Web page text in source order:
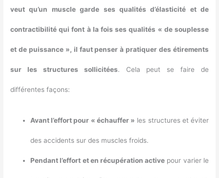
veut qu’un muscle garde ses qualités d’élasticité et de
contractibilité qui font à la fois ses qualités « de souplesse
et de puissance », il faut penser à pratiquer des étirements
sur les structures sollicitées. Cela peut se faire de
différentes façons:
Avant l’effort pour « échauffer » les structures et éviter
des accidents sur des muscles froids.
Pendant l’effort et en récupération active pour varier le